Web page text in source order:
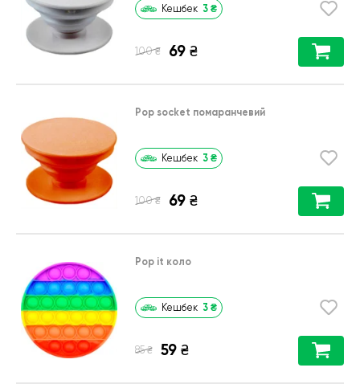
Кешбек 3 ₴
100 ₴ 69 ₴
Pop socket помаранчевий
Кешбек 3 ₴
100 ₴ 69 ₴
Pop it коло
Кешбек 3 ₴
85 ₴ 59 ₴